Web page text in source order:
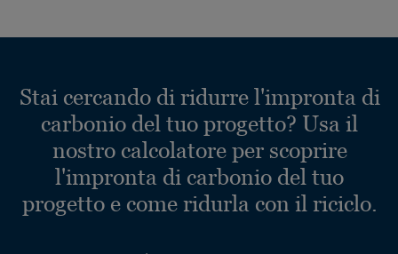
Stai cercando di ridurre l'impronta di
carbonio del tuo progetto? Usa il
nostro calcolatore per scoprire
l'impronta di carbonio del tuo
progetto e come ridurla con il riciclo.